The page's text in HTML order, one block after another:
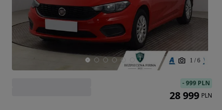
1 / 6
-999 PLN
28 999 PLN